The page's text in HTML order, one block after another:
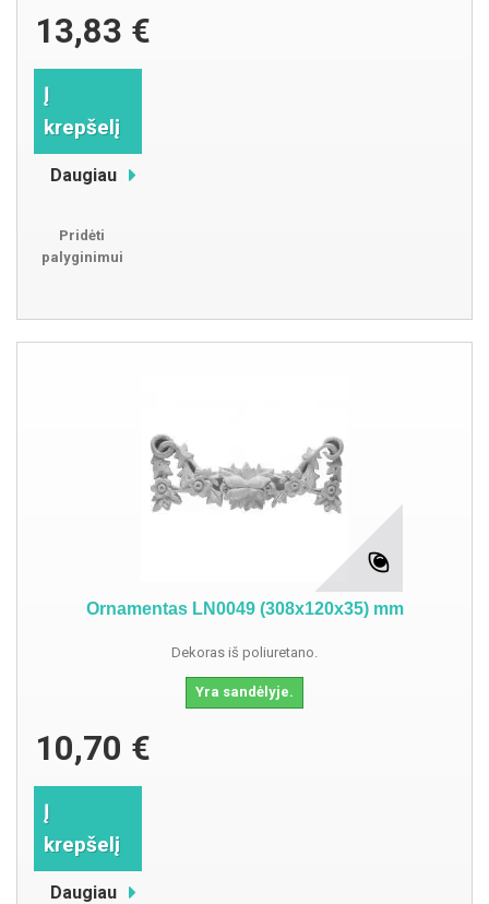
13,83 €
Į
krepšelį
Daugiau
Pridėti
palyginimui
Ornamentas LN0049 (308x120x35) mm
Dekoras iš poliuretano.
Yra sandėlyje.
10,70 €
Į
krepšelį
Daugiau